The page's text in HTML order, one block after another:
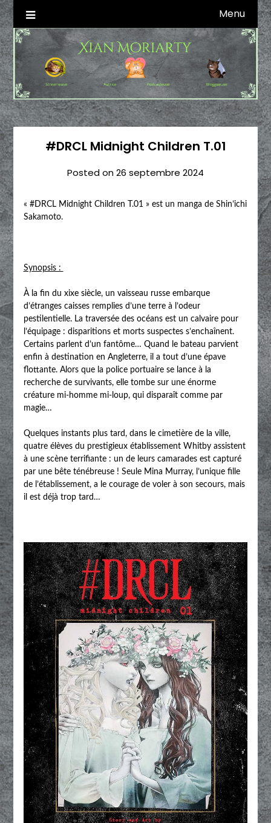
Skip
to
content
Xian Moriarty
Autrice SFFF & Blogueuse & Streameuse Menu
#DRCL Midnight Children T.01
Posted on26 septembre 2024
« #DRCL Midnight Children T.01 » est un manga de Shin’ichi
Sakamoto.
Synopsis :
À la fin du xixe siècle, un vaisseau russe embarque
d’étranges caisses remplies d’une terre à l’odeur
pestilentielle. La traversée des océans est un calvaire pour
l’équipage : disparitions et morts suspectes s’enchaînent.
Certains parlent d’un fantôme… Quand le bateau parvient
enfin à destination en Angleterre, il a tout d’une épave
flottante. Alors que la police portuaire se lance à la
recherche de survivants, elle tombe sur une énorme
créature mi-homme mi-loup, qui disparaît comme par
magie…
Quelques instants plus tard, dans le cimetière de la ville,
quatre élèves du prestigieux établissement Whitby assistent
à une scène terrifiante : un de leurs camarades est capturé
par une bête ténébreuse ! Seule Mina Murray, l’unique fille
de l’établissement, a le courage de voler à son secours, mais
il est déjà trop tard…